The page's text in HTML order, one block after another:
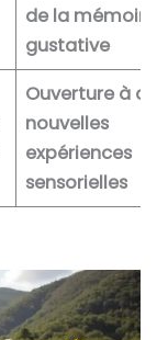
de la mémoire
gustative
Ouverture à de
nouvelles
expériences
sensorielles